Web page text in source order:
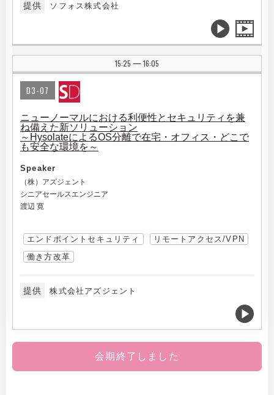
提供 ソフォス株式会社
15:25 | 16:05
D3-07
ニューノーマルにおける利便性とセキュリティを兼
ね備えた新ソリューション
～HysolateによるOS分離で在宅・オフィス・どこで
も安全な環境を～
Speaker
（株）アズジェント
シニアセールスエンジニア
渡辺 寛
エンドポイントセキュリティ
リモートアクセス/VPN
働き方改革
提供 株式会社アズジェント
会期終了しました